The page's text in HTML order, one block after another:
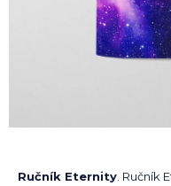
Ručník Eternity. Ručník